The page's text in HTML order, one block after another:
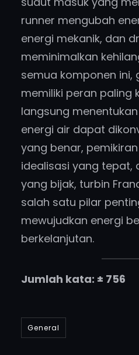
runner mengubah
energi mekanik, dan
meminimalkan
semua komponen ini,
memiliki peran paling
langsung
energi air dapat
yang benar,
idealisasi yang tepat,
yang bijak, turbin
salah satu pilar
mewujudkan energi
berkelanjutan.
Jumlah kata: ± 756
General